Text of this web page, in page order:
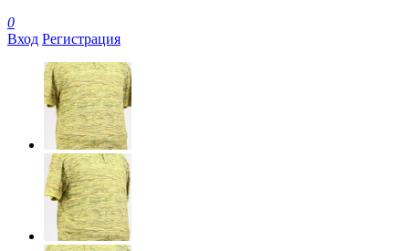
0
Вход Регистрация